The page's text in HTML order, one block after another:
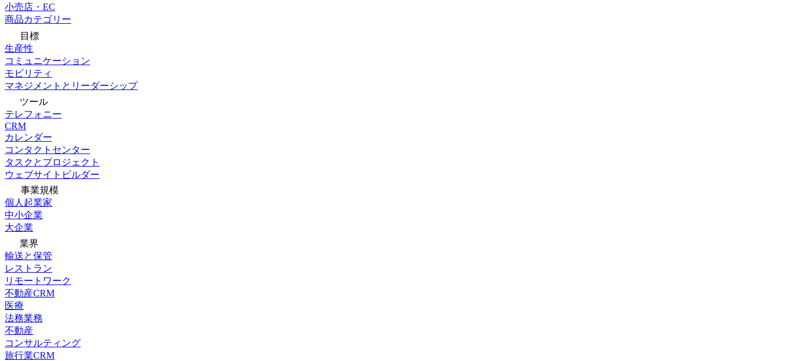
小売店・EC
商品カテゴリー
目標
生産性
コミュニケーション
モビリティ
マネジメントとリーダーシップ
ツール
テレフォニー
CRM
カレンダー
コンタクトセンター
タスクとプロジェクト
ウェブサイトビルダー
事業規模
個人起業家
中小企業
大企業
業界
輸送と保管
レストラン
リモートワーク
不動産CRM
医療
法務業務
不動産
コンサルティング
旅行業CRM